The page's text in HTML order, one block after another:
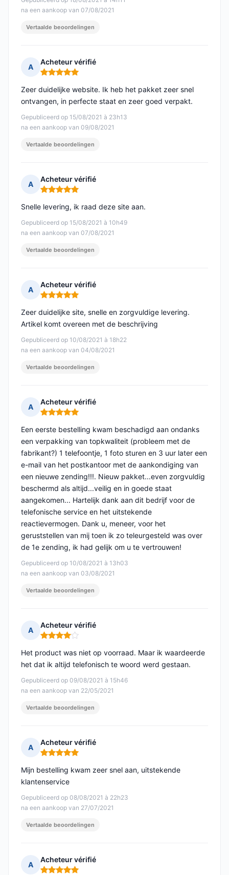
na een aankoop van 07/08/2021
Vertaalde beoordelingen
A
Acheteur vérifié
Opmerking: 5 van 5
Gepubliceerd op 15/08/2021 à 23h13
na een aankoop van 09/08/2021
Zeer duidelijke website. Ik heb het pakket zeer snel
ontvangen, in perfecte staat en zeer goed verpakt.
Vertaalde beoordelingen
A
Acheteur vérifié
Opmerking: 5 van 5
Gepubliceerd op 15/08/2021 à 10h49
na een aankoop van 07/08/2021
Snelle levering, ik raad deze site aan.
Vertaalde beoordelingen
A
Acheteur vérifié
Opmerking: 5 van 5
Gepubliceerd op 10/08/2021 à 18h22
na een aankoop van 04/08/2021
Zeer duidelijke site, snelle en zorgvuldige levering.
Artikel komt overeen met de beschrijving
Vertaalde beoordelingen
A
Acheteur vérifié
Opmerking: 5 van 5
Gepubliceerd op 10/08/2021 à 13h03
na een aankoop van 03/08/2021
Een eerste bestelling kwam beschadigd aan ondanks
een verpakking van topkwaliteit (probleem met de
fabrikant?) 1 telefoontje, 1 foto sturen en 3 uur later een
e-mail van het postkantoor met de aankondiging van
een nieuwe zending!!!. Nieuw pakket...even zorgvuldig
beschermd als altijd...veilig en in goede staat
aangekomen... Hartelijk dank aan dit bedrijf voor de
telefonische service en het uitstekende
reactievermogen. Dank u, meneer, voor het
geruststellen van mij toen ik zo teleurgesteld was over
de 1e zending, ik had gelijk om u te vertrouwen!
Vertaalde beoordelingen
A
Acheteur vérifié
Opmerking: 4 van 5
Gepubliceerd op 09/08/2021 à 15h46
na een aankoop van 22/05/2021
Het product was niet op voorraad. Maar ik waardeerde
het dat ik altijd telefonisch te woord werd gestaan.
Vertaalde beoordelingen
A
Acheteur vérifié
Opmerking: 5 van 5
Gepubliceerd op 08/08/2021 à 22h23
na een aankoop van 27/07/2021
Mijn bestelling kwam zeer snel aan, uitstekende
klantenservice
Vertaalde beoordelingen
A
Acheteur vérifié